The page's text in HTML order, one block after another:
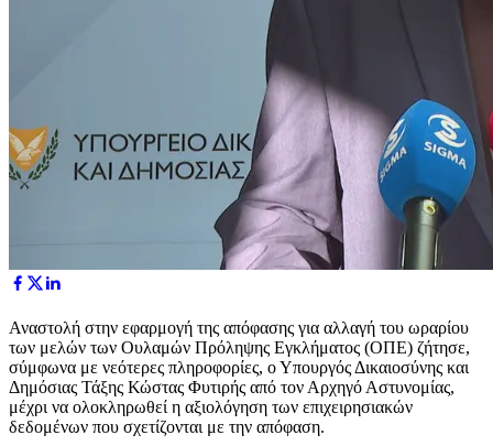
Αναστολή στην εφαρμογή της απόφασης για αλλαγή του ωραρίου
των μελών των Ουλαμών Πρόληψης Εγκλήματος (ΟΠΕ) ζήτησε,
σύμφωνα με νεότερες πληροφορίες, ο Υπουργός Δικαιοσύνης και
Δημόσιας Τάξης Κώστας Φυτιρής από τον Αρχηγό Αστυνομίας,
μέχρι να ολοκληρωθεί η αξιολόγηση των επιχειρησιακών
δεδομένων που σχετίζονται με την απόφαση.